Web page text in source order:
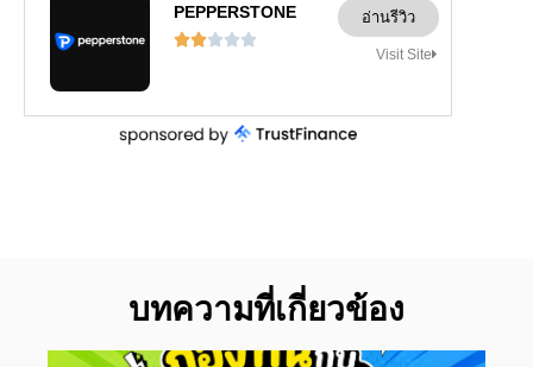
PEPPERSTONE

อ่านรีวิว
Visit Site
บทความที่เกี่ยวข้อง